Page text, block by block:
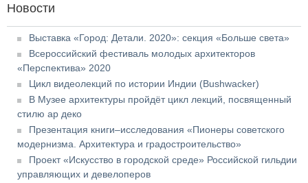
Новости
Выставка «Город: Детали. 2020»: секция «Больше света»
Всероссийский фестиваль молодых архитекторов
«Перспектива» 2020
Цикл видеолекций по истории Индии (Bushwacker)
В Музее архитектуры пройдёт цикл лекций, посвященный
стилю ар деко
Презентация книги–исследования «Пионеры советского
модернизма. Архитектура и градостроительство»
Проект «Искусство в городской среде» Российской гильдии
управляющих и девелоперов